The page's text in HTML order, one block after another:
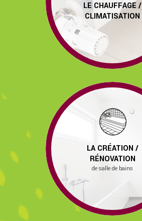
LE CHAUFFAGE /
CLIMATISATION
LA CRÉATION /
RÉNOVATION
de salle de bains